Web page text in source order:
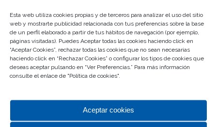
Esta web utiliza cookies propias y de terceros para analizar el uso del sitio
web y mostrarte publicidad relacionada con tus preferencias sobre la base
de un perfil elaborado a partir de tus hábitos de navegación (por ejemplo,
páginas visitadas). Puedes Aceptar todas las cookies haciendo click en
“Aceptar Cookies”, rechazar todas las cookies que no sean necesarias
haciendo click en “Rechazar Cookies” o configurar los tipos de cookies que
deseas aceptar pulsando en “Ver Preferencias.” Para más información
consulte el enlace de "Política de cookies".
Aceptar cookies
Recoge tu premio – Este aire
huele a Rosaleda
Leer más